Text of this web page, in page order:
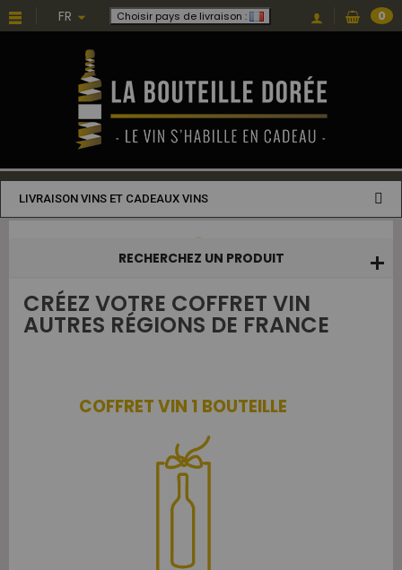
FR Choisir pays de livraison : 0
LIVRAISON VINS ET CADEAUX VINS
RECHERCHEZ UN PRODUIT
CRÉEZ VOTRE COFFRET VIN
AUTRES RÉGIONS DE FRANCE
COFFRET VIN 1 BOUTEILLE
Choisissez une valeur...